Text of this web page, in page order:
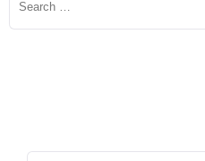
for:
Search